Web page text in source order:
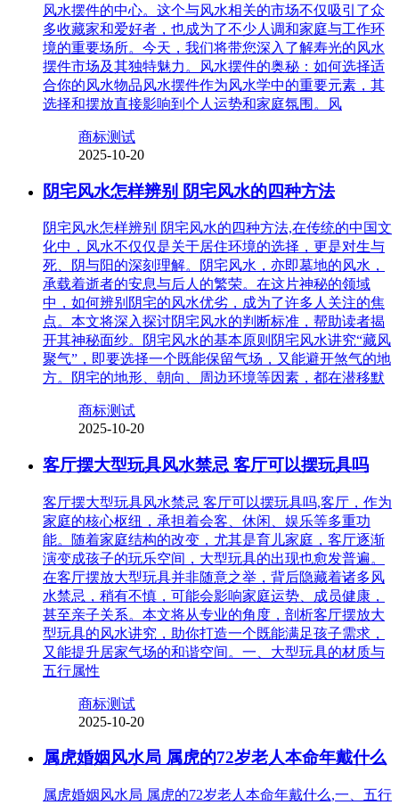
风水摆件的中心。这个与风水相关的市场不仅吸引了众
多收藏家和爱好者，也成为了不少人调和家庭与工作环
境的重要场所。今天，我们将带您深入了解寿光的风水
摆件市场及其独特魅力。风水摆件的奥秘：如何选择适
合你的风水物品风水摆件作为风水学中的重要元素，其
选择和摆放直接影响到个人运势和家庭氛围。风
商标测试
2025-10-20
阴宅风水怎样辨别 阴宅风水的四种方法
阴宅风水怎样辨别 阴宅风水的四种方法,在传统的中国文
化中，风水不仅仅是关于居住环境的选择，更是对生与
死、阴与阳的深刻理解。阴宅风水，亦即墓地的风水，
承载着逝者的安息与后人的繁荣。在这片神秘的领域
中，如何辨别阴宅的风水优劣，成为了许多人关注的焦
点。本文将深入探讨阴宅风水的判断标准，帮助读者揭
开其神秘面纱。阴宅风水的基本原则阴宅风水讲究“藏风
聚气”，即要选择一个既能保留气场，又能避开煞气的地
方。阴宅的地形、朝向、周边环境等因素，都在潜移默
商标测试
2025-10-20
客厅摆大型玩具风水禁忌 客厅可以摆玩具吗
客厅摆大型玩具风水禁忌 客厅可以摆玩具吗,客厅，作为
家庭的核心枢纽，承担着会客、休闲、娱乐等多重功
能。随着家庭结构的改变，尤其是育儿家庭，客厅逐渐
演变成孩子的玩乐空间，大型玩具的出现也愈发普遍。
在客厅摆放大型玩具并非随意之举，背后隐藏着诸多风
水禁忌，稍有不慎，可能会影响家庭运势、成员健康，
甚至亲子关系。本文将从专业的角度，剖析客厅摆放大
型玩具的风水讲究，助你打造一个既能满足孩子需求，
又能提升居家气场的和谐空间。一、大型玩具的材质与
五行属性
商标测试
2025-10-20
属虎婚姻风水局 属虎的72岁老人本命年戴什么
属虎婚姻风水局 属虎的72岁老人本命年戴什么,一、五行